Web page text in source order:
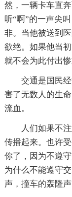
然，一辆卡车直
听“啊”的一声尖
非。当他被送到
欲绝。如果他当
就不会为此付出
交通是国民
害了无数人的生
流血。
人们如果不
传播起来。也许
你了，因为不遵
为什么不能遵守
声，撞车的轰隆